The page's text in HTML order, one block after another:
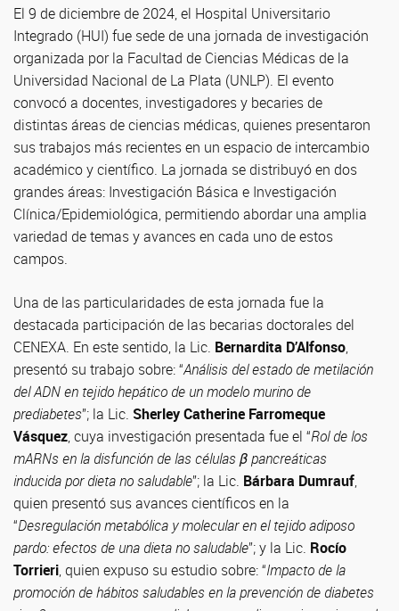
El 9 de diciembre de 2024, el Hospital Universitario
Integrado (HUI) fue sede de una jornada de investigación
organizada por la Facultad de Ciencias Médicas de la
Universidad Nacional de La Plata (UNLP). El evento
convocó a docentes, investigadores y becaries de
distintas áreas de ciencias médicas, quienes presentaron
sus trabajos más recientes en un espacio de intercambio
académico y científico. La jornada se distribuyó en dos
grandes áreas: Investigación Básica e Investigación
Clínica/Epidemiológica, permitiendo abordar una amplia
variedad de temas y avances en cada uno de estos
campos.
Una de las particularidades de esta jornada fue la
destacada participación de las becarias doctorales del
CENEXA. En este sentido, la Lic. Bernardita D’Alfonso,
presentó su trabajo sobre: “Análisis del estado de metilación
del ADN en tejido hepático de un modelo murino de
prediabetes”; la Lic. Sherley Catherine Farromeque
Vásquez, cuya investigación presentada fue el “Rol de los
mARNs en la disfunción de las células β pancreáticas
inducida por dieta no saludable”; la Lic. Bárbara Dumrauf,
quien presentó sus avances científicos en la
“Desregulación metabólica y molecular en el tejido adiposo
pardo: efectos de una dieta no saludable”; y la Lic. Rocío
Torrieri, quien expuso su estudio sobre: “Impacto de la
promoción de hábitos saludables en la prevención de diabetes